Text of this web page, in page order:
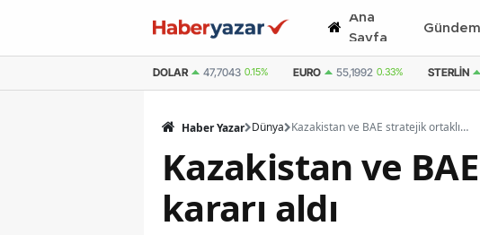
Ana
Sayfa
Gündem
DOLAR 47,7043 0.15% EURO 55,1992 0.33% STERLIN
Haber Yazar Dünya Kazakistan ve BAE stratejik ortaklığı güçlendirme kararı aldı
Kazakistan ve
kararı aldı